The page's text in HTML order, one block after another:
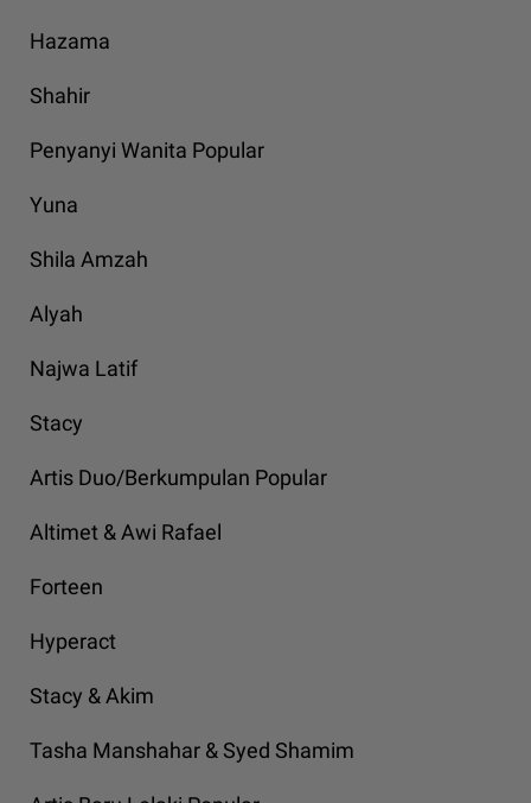
Hazama
Shahir
Penyanyi Wanita Popular
Yuna
Shila Amzah
Alyah
Najwa Latif
Stacy
Artis Duo/Berkumpulan Popular
Altimet & Awi Rafael
Forteen
Hyperact
Stacy & Akim
Tasha Manshahar & Syed Shamim